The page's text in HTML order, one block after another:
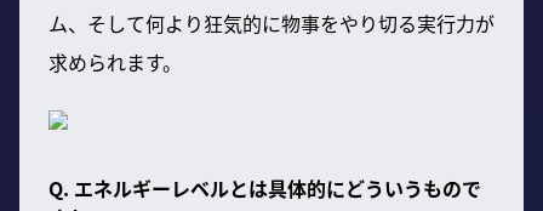
ム、そして何より狂気的に物事をやり切る実行力が
求められます。
Q. エネルギーレベルとは具体的にどういうもので